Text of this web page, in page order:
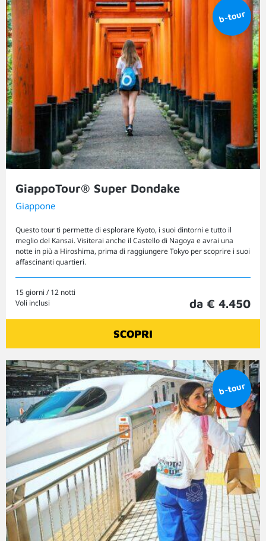
GiappoTour® Super Dondake
Giappone
Questo tour ti permette di esplorare Kyoto, i suoi dintorni e tutto il
meglio del Kansai. Visiterai anche il Castello di Nagoya e avrai una
notte in più a Hiroshima, prima di raggiungere Tokyo per scoprire i suoi
affascinanti quartieri.
15 giorni / 12 notti
Voli inclusi
da € 4.450
SCOPRI